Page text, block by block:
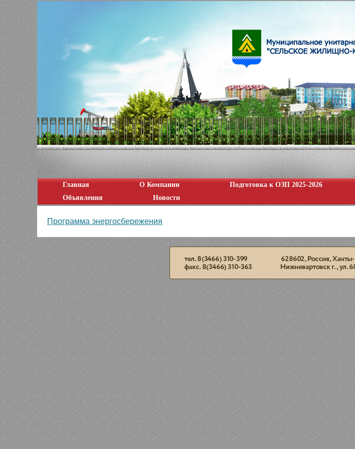
Главная О Компании Подготовка к ОЗП 2025-2026
Объявления
Новости
Программа энергосбережения